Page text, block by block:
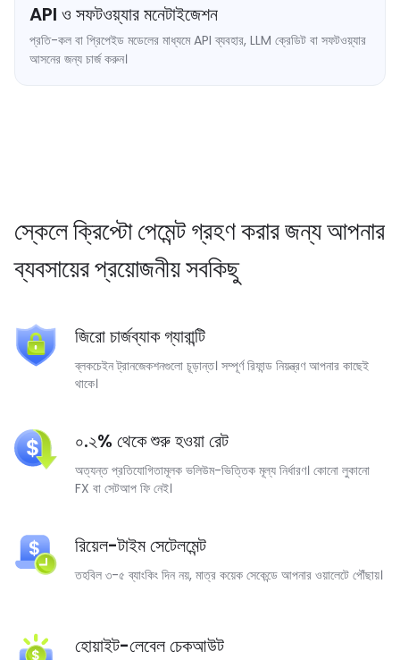
API ও সফটওয়্যার মনেটাইজেশন
প্রতি-কল বা প্রিপেইড মডেলের মাধ্যমে API ব্যবহার, LLM ক্রেডিট বা সফটওয়্যার
আসনের জন্য চার্জ করুন।
স্কেলে ক্রিপ্টো পেমেন্ট গ্রহণ করার জন্য আপনার
ব্যবসায়ের প্রয়োজনীয় সবকিছু
জিরো চার্জব্যাক গ্যারান্টি
ব্লকচেইন ট্রানজেকশনগুলো চূড়ান্ত। সম্পূর্ণ রিফান্ড নিয়ন্ত্রণ আপনার কাছেই
থাকে।
০.২% থেকে শুরু হওয়া রেট
অত্যন্ত প্রতিযোগিতামূলক ভলিউম-ভিত্তিক মূল্য নির্ধারণ। কোনো লুকানো
FX বা সেটআপ ফি নেই।
রিয়েল-টাইম সেটেলমেন্ট
তহবিল ৩-৫ ব্যাংকিং দিন নয়, মাত্র কয়েক সেকেন্ডে আপনার ওয়ালেটে পৌঁছায়।
হোয়াইট-লেবেল চেকআউট